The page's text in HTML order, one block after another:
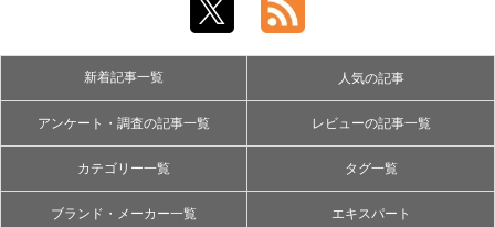
新着記事一覧 人気の記事
アンケート・調査の記事一覧 レビューの記事一覧
カテゴリー一覧 タグ一覧
ブランド・メーカー一覧 エキスパート